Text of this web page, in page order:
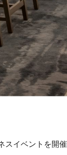
スイベントを開催